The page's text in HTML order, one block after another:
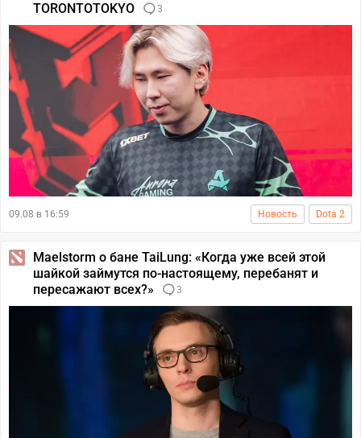
TORONTOTOKYO 3
09.08 в 16:59 Новость Dota 2
Maelstorm о бане TaiLung: «Когда уже всей этой
шайкой займутся по-настоящему, перебанят и
пересажают всех?»
3